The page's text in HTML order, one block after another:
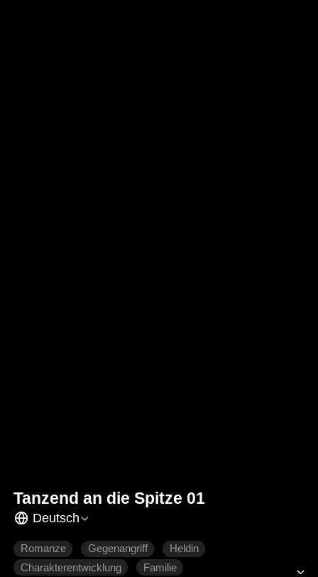
Tanzend an die Spitze 01
Deutsch
Romanze Gegenangriff
Heldin
Charakterentwicklung
Familie